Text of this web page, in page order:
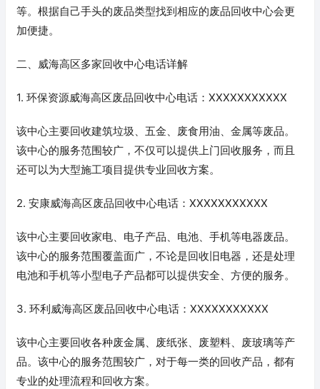
等。根据自己手头的废品类型找到相应的废品回收中心会更
加便捷。
二、威海高区多家回收中心电话详解
1. 环保资源威海高区废品回收中心电话：XXXXXXXXXXX
该中心主要回收建筑垃圾、五金、废食用油、金属等废品。
该中心的服务范围较广，不仅可以提供上门回收服务，而且
还可以为大型施工项目提供专业回收方案。
2. 安康威海高区废品回收中心电话：XXXXXXXXXXX
该中心主要回收家电、电子产品、电池、手机等电器废品。
该中心的服务范围覆盖面广，不论是回收旧电器，还是处理
电池和手机等小型电子产品都可以提供安全、方便的服务。
3. 环利威海高区废品回收中心电话：XXXXXXXXXXX
该中心主要回收各种废金属、废纸张、废塑料、废玻璃等产
品。该中心的服务范围较广，对于每一类的回收产品，都有
专业的处理流程和回收方案。